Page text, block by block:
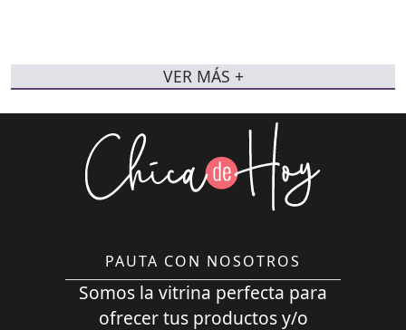
VER MÁS +
PAUTA CON NOSOTROS
Somos la vitrina perfecta para
ofrecer tus productos y/o